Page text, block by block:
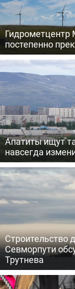
Гидрометцентр
постепенно
Апатиты ищут
навсегда
Строительство
Севморпути
Трутнева